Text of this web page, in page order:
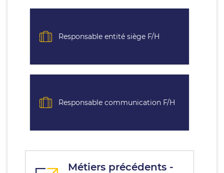
Responsable entité siège F/H
Responsable communication F/H
Métiers précédents -